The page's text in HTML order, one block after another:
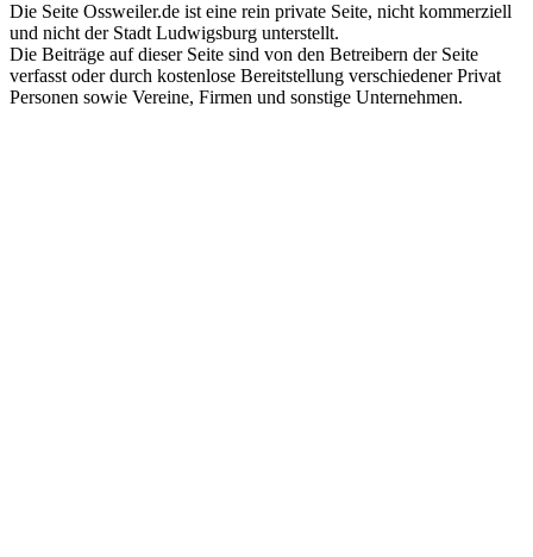
Die Seite Ossweiler.de ist eine rein private Seite, nicht kommerziell
und nicht der Stadt Ludwigsburg unterstellt.
Die Beiträge auf dieser Seite sind von den Betreibern der Seite
verfasst oder durch kostenlose Bereitstellung verschiedener Privat
Personen sowie Vereine, Firmen und sonstige Unternehmen.